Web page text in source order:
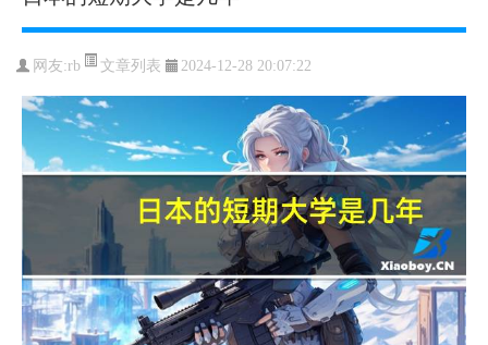
网友:rb 文章列表 2024-12-28 20:07:22